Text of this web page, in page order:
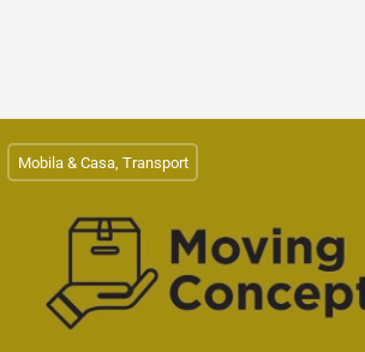
Mobila & Casa, Transport